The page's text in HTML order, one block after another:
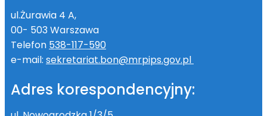
ul.Żurawia 4 A,
00- 503 Warszawa
Telefon 538-117-590
e-mail: sekretariat.bon@mrpips.gov.pl
Adres korespondencyjny: